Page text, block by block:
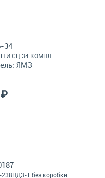
34
И СЦ.34 КОМПЛ.
ЯМЗ
₽
1 без коробки